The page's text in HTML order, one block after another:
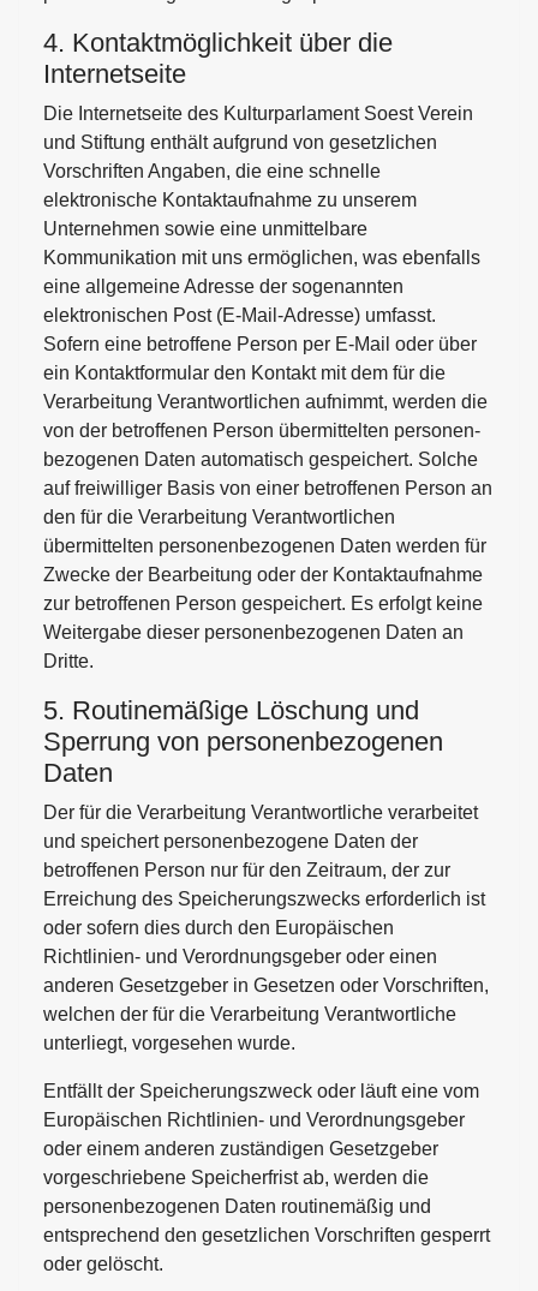
4. Kontaktmöglichkeit über die
Internetseite
Die Internetseite des Kulturparlament Soest Verein
und Stiftung enthält aufgrund von gesetzlichen
Vorschriften Angaben, die eine schnelle
elektronische Kontaktaufnahme zu unserem
Unternehmen sowie eine unmittelbare
Kommunikation mit uns ermöglichen, was ebenfalls
eine allgemeine Adresse der sogenannten
elektronischen Post (E-Mail-Adresse) umfasst.
Sofern eine betroffene Person per E-Mail oder über
ein Kontaktformular den Kontakt mit dem für die
Verarbeitung Verantwortlichen aufnimmt, werden die
von der betroffenen Person übermittelten personen-
bezogenen Daten automatisch gespeichert. Solche
auf freiwilliger Basis von einer betroffenen Person an
den für die Verarbeitung Verantwortlichen
übermittelten personenbezogenen Daten werden für
Zwecke der Bearbeitung oder der Kontaktaufnahme
zur betroffenen Person gespeichert. Es erfolgt keine
Weitergabe dieser personenbezogenen Daten an
Dritte.
5. Routinemäßige Löschung und
Sperrung von personenbezogenen
Daten
Der für die Verarbeitung Verantwortliche verarbeitet
und speichert personenbezogene Daten der
betroffenen Person nur für den Zeitraum, der zur
Erreichung des Speicherungszwecks erforderlich ist
oder sofern dies durch den Europäischen
Richtlinien- und Verordnungsgeber oder einen
anderen Gesetzgeber in Gesetzen oder Vorschriften,
welchen der für die Verarbeitung Verantwortliche
unterliegt, vorgesehen wurde.
Entfällt der Speicherungszweck oder läuft eine vom
Europäischen Richtlinien- und Verordnungsgeber
oder einem anderen zuständigen Gesetzgeber
vorgeschriebene Speicherfrist ab, werden die
personenbezogenen Daten routinemäßig und
entsprechend den gesetzlichen Vorschriften gesperrt
oder gelöscht.